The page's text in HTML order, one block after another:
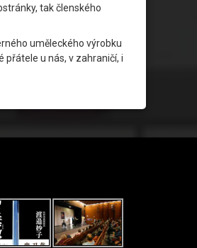
tak členského
uměleckého výrobku
u nás, v zahraničí, i